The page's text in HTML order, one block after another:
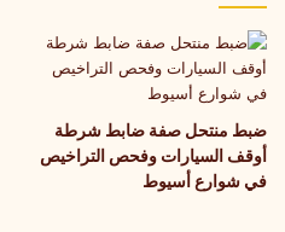
ضبط منتحل صفة ضابط شرطة
أوقف السيارات وفحص التراخيص
في شوارع أسيوط